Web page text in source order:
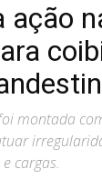
ação
montada
cargas.